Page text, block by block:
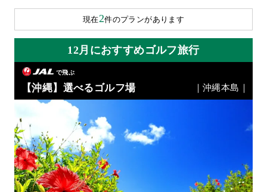
現在2件のプランがあります
12月におすすめゴルフ旅行
で飛ぶ
【沖縄】選べるゴルフ場 ｜沖縄本島｜